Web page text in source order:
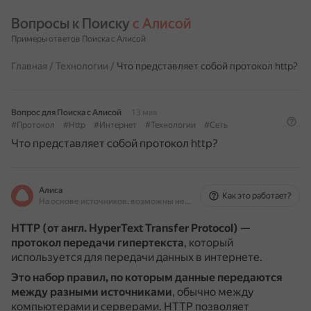
Вопросы к Поиску с Алисой
Примеры ответов Поиска с Алисой
Главная / Технологии / Что представляет собой протокол http?
Вопрос для Поиска с Алисой
13 мая
#Протокол
#Http #Интернет #Технологии #Сеть
Что представляет собой протокол http?
Алиса
На основе источников, возможны неточности
Как это работает?
HTTP (от англ. HyperText Transfer Protocol) —
протокол передачи гипертекста, который
используется для передачи данных в интернете.
Это набор правил, по которым данные передаются
между разными источниками, обычно между
компьютерами и серверами. HTTP позволяет